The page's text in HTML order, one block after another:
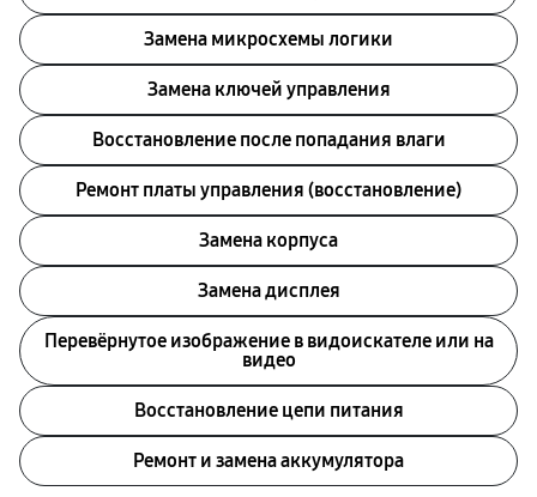
Замена микросхемы логики
Замена ключей управления
Восстановление после попадания влаги
Ремонт платы управления (восстановление)
Замена корпуса
Замена дисплея
Перевёрнутое изображение в видоискателе или на
видео
Восстановление цепи питания
Ремонт и замена аккумулятора